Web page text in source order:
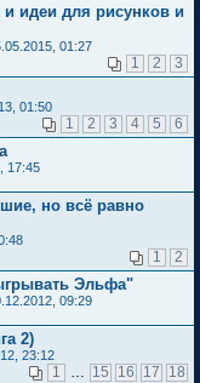
идеи для рисунков и
01:27
1 2 3
01:50
1 2 3 4 5 6
17:45
но всё равно
1 2
Эльфа"
09:29
2)
23:12
1 15 16 17 18